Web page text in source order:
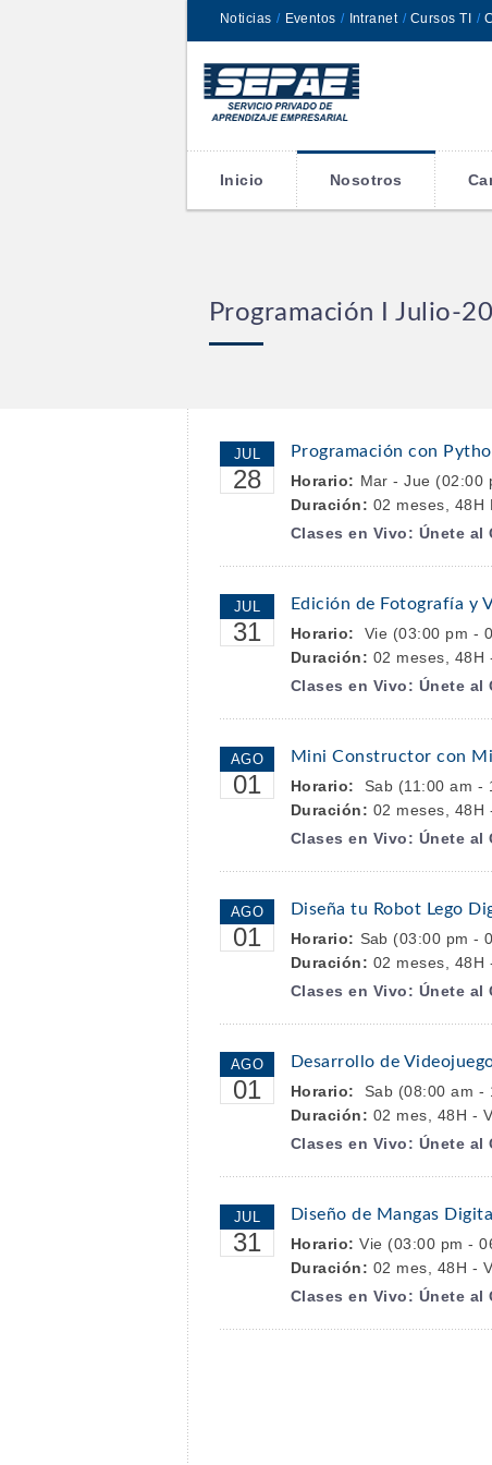
Noticias / Eventos / Intranet / Cursos TI /
Inicio Nosotros
Programación I Julio-
JUL
28
Programación con
Horario: Mar - Jue (02:00
Duración: 02 meses, 48H
Clases en Vivo: Únete al
JUL
31
Edición de Fotografía y
Horario:
Vie (03:00 pm -
Duración: 02 meses, 48H
Clases en Vivo: Únete al
AGO
01
Mini Constructor con
Horario:
Sab (11:00 am -
Duración: 02 meses, 48H
Clases en Vivo: Únete al
AGO
01
Diseña tu Robot Lego
Horario: Sab (03:00 pm -
Duración: 02 meses, 48H
Clases en Vivo: Únete al
AGO
01
Desarrollo de
Horario:
Sab (08:00 am -
Duración: 02 mes, 48H -
Clases en Vivo: Únete al
JUL
31
Diseño de Mangas
Horario: Vie (03:00 pm -
Duración: 02 mes, 48H -
Clases en Vivo: Únete al